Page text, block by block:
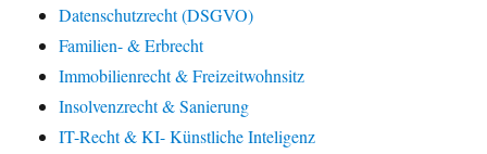
Datenschutzrecht (DSGVO)
Familien- & Erbrecht
Immobilienrecht & Freizeitwohnsitz
Insolvenzrecht & Sanierung
IT-Recht & KI- Künstliche Inteligenz